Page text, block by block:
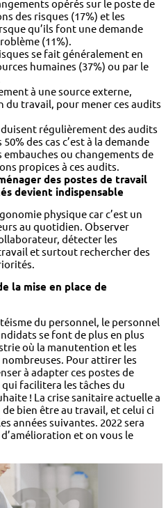
opérés sur le poste de
des risques (17%) et les
qu’ils font une demande
(11%).
se fait généralement en
humaines (37%) ou par le
à une source externe,
du travail, pour mener ces audits
régulièrement des audits
des cas c’est à la demande
embauches ou changements de
propices à ces audits.
des postes de travail
devient indispensable
physique car c’est un
au quotidien. Observer
détecter les
et surtout rechercher des
la mise en place de
du personnel, le personnel
se font de plus en plus
où la manutention et les
Pour attirer les
à adapter ces postes de
facilitera les tâches du
! La crise sanitaire actuelle a
bien être au travail, et celui ci
années suivantes. 2022 sera
et on vous le